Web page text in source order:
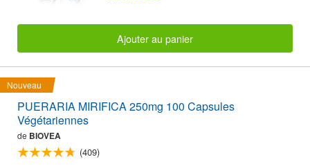
Ajouter au panier
Nouveau
PUERARIA MIRIFICA 250mg 100 Capsules
Végétariennes
de BIOVEA
(409)